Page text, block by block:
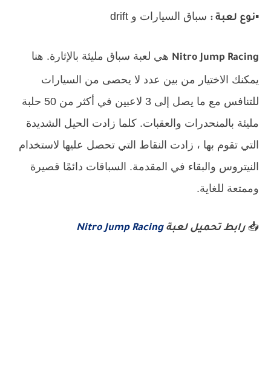
▪️نوع لعبة : سباق السيارات و drift
Nitro Jump Racing هي لعبة سباق مليئة بالإثارة. هنا
يمكنك الاختيار من بين عدد لا يحصى من السيارات
للتنافس مع ما يصل إلى 3 لاعبين في أكثر من 50 حلبة
مليئة بالمنحدرات والعقبات. كلما زادت الحيل الشديدة
التي تقوم بها ، زادت النقاط التي تحصل عليها لاستخدام
النيتروس والبقاء في المقدمة. السباقات دائمًا قصيرة
وممتعة للغاية.
📥رابط تحميل لعبةNitro Jump Racing